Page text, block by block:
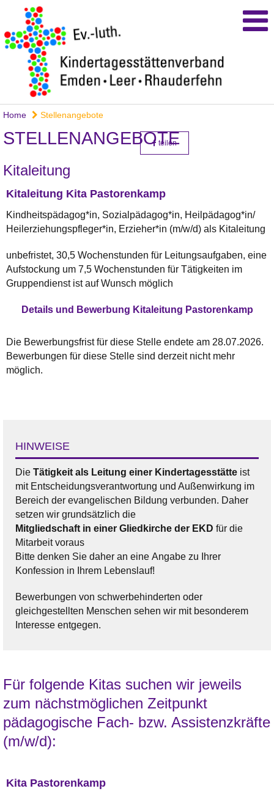
Home Stellenangebote
STELLENANGEBOTE
teilen
Kitaleitung
Kitaleitung Kita Pastorenkamp
Kindheitspädagog*in, Sozialpädagog*in, Heilpädagog*in/
Heilerziehungspfleger*in, Erzieher*in (m/w/d) als Kitaleitung
unbefristet, 30,5 Wochenstunden für Leitungsaufgaben, eine
Aufstockung um 7,5 Wochenstunden für Tätigkeiten im
Gruppendienst ist auf Wunsch möglich
Details und Bewerbung Kitaleitung Pastorenkamp
Die Bewerbungsfrist für diese Stelle endete am 28.07.2026.
Bewerbungen für diese Stelle sind derzeit nicht mehr
möglich.
HINWEISE
Die Tätigkeit als Leitung einer Kindertagesstätte ist
mit Entscheidungsverantwortung und Außenwirkung im
Bereich der evangelischen Bildung verbunden. Daher
setzen wir grundsätzlich die
Mitgliedschaft in einer Gliedkirche der EKD für die
Mitarbeit voraus
Bitte denken Sie daher an eine Angabe zu Ihrer
Konfession in Ihrem Lebenslauf!
Bewerbungen von schwerbehinderten oder
gleichgestellten Menschen sehen wir mit besonderem
Interesse entgegen.
Für folgende Kitas suchen wir jeweils
zum nächstmöglichen Zeitpunkt
pädagogische Fach- bzw. Assistenzkräfte
(m/w/d):
Kita Pastorenkamp